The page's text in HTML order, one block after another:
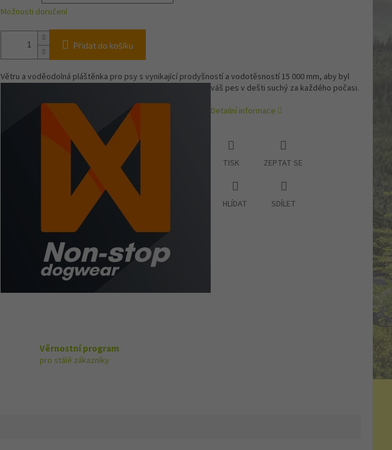
Možnosti doručení
Přidat do košíku
Větru a voděodolná pláštěnka pro psy s vynikající prodyšností a vodotěsností 15 000 mm, aby byl
váš pes v dešti suchý za každého počasi.
Detailní informace
TISK ZEPTAT SE
HLÍDAT SDÍLET
Věrnostní program
pro stálé zákazníky